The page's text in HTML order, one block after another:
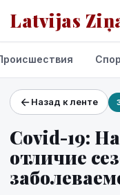
Latvijas
Проекты и сервисы
Прогноз погоды
Назад к ленте
Covid-19:
отличие